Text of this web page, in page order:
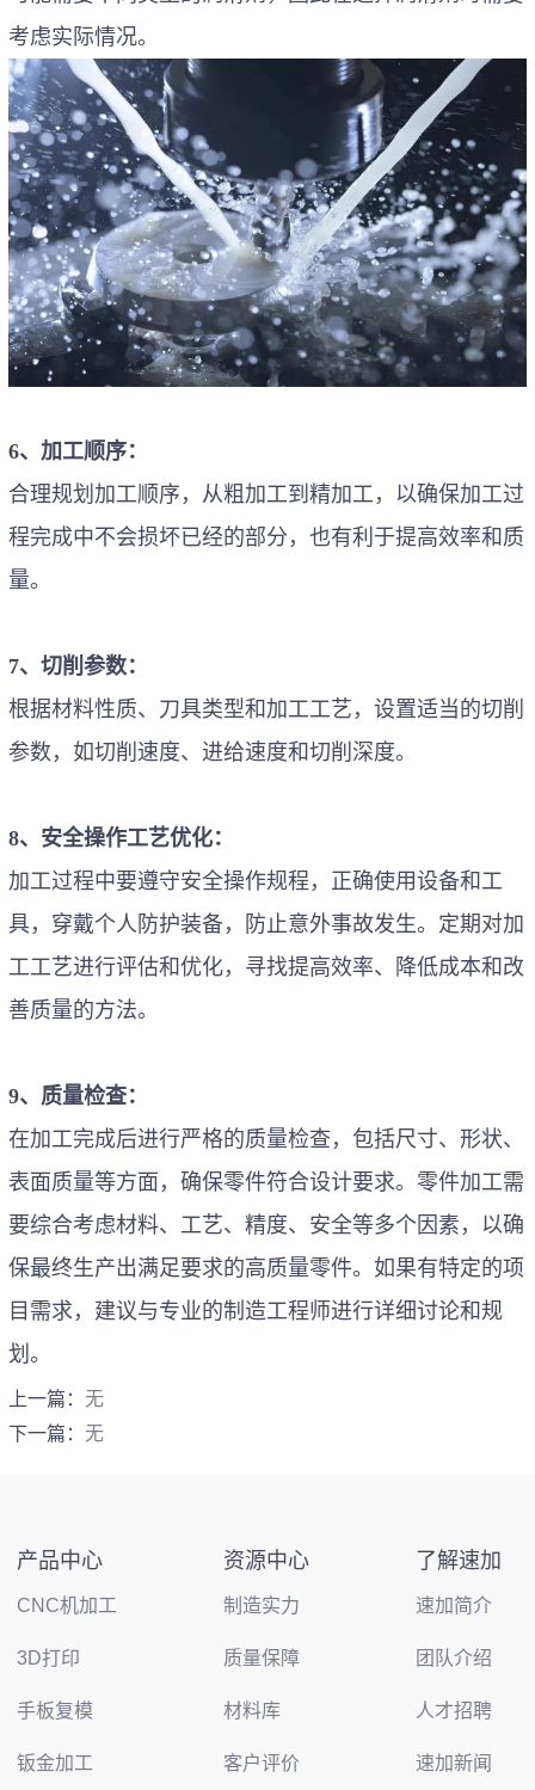
考虑实际情况。
6、加工顺序：
合理规划加工顺序，从粗加工到精加工，以确保加工过
程完成中不会损坏已经的部分，也有利于提高效率和质
量。
7、切削参数：
根据材料性质、刀具类型和加工工艺，设置适当的切削
参数，如切削速度、进给速度和切削深度。
8、安全操作工艺优化：
加工过程中要遵守安全操作规程，正确使用设备和工
具，穿戴个人防护装备，防止意外事故发生。定期对加
工工艺进行评估和优化，寻找提高效率、降低成本和改
善质量的方法。
9、质量检查：
在加工完成后进行严格的质量检查，包括尺寸、形状、
表面质量等方面，确保零件符合设计要求。零件加工需
要综合考虑材料、工艺、精度、安全等多个因素，以确
保最终生产出满足要求的高质量零件。如果有特定的项
目需求，建议与专业的制造工程师进行详细讨论和规
划。
上一篇： 无
下一篇： 无
产品中心
CNC机加工
3D打印
手板复模
钣金加工
资源中心
制造实力
质量保障
材料库
客户评价
了解速加
速加简介
团队介绍
人才招聘
速加新闻